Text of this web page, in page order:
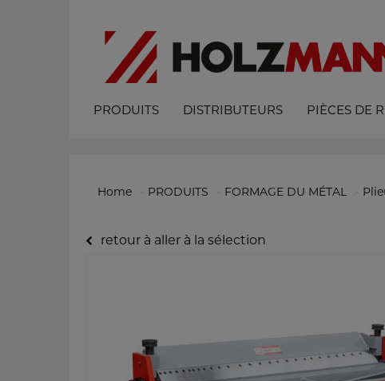
PRODUITS DISTRIBUTEURS PIÈCES DE
Home PRODUITS FORMAGE DU MÉTAL
retour à aller à la sélection